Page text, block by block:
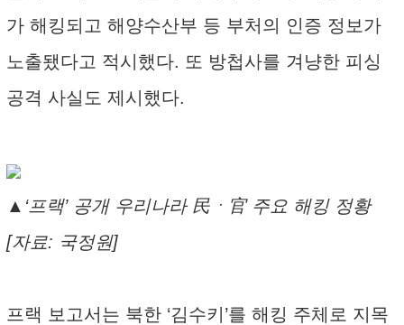
가 해킹되고 해양수산부 등 부처의 인증 정보가
노출됐다고 적시했다. 또 방첩사를 겨냥한 피싱
공격 사실도 제시했다.
▲‘프랙’ 공개 우리나라 民ㆍ官 주요 해킹 정황
[자료: 국정원]
프랙 보고서는 북한 ‘김수키’를 해킹 주체로 지목